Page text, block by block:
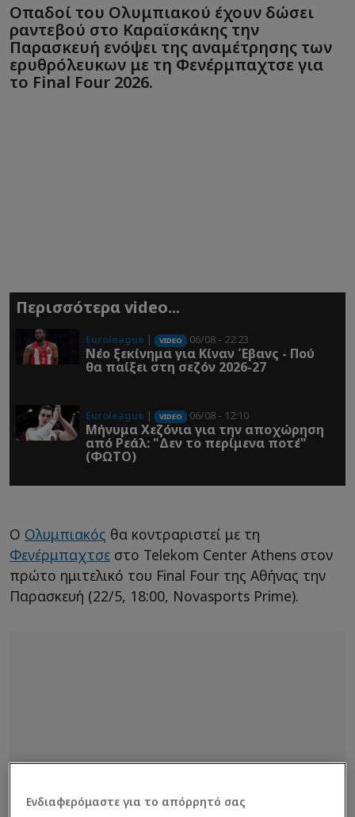
Οπαδοί του Ολυμπιακού έχουν δώσει
ραντεβού στο Καραϊσκάκης την
Παρασκευή ενόψει της αναμέτρησης των
ερυθρόλευκων με τη Φενέρμπαχτσε για
το Final Four 2026.
Περισσότερα video...
Euroleague | VIDEO 06/08 - 22:23
Νέο ξεκίνημα για Κίναν Έβανς - Πού
θα παίξει στη σεζόν 2026-27
Euroleague | VIDEO 06/08 - 12:10
Μήνυμα Χεζόνια για την αποχώρηση
από Ρεάλ: "Δεν το περίμενα ποτέ"
(ΦΩΤΟ)
Ο Ολυμπιακός θα κοντραριστεί με τη
Φενέρμπαχτσε στο Telekom Center Athens στον
πρώτο ημιτελικό του Final Four της Αθήνας την
Παρασκευή (22/5, 18:00, Novasports Prime).
Ενδιαφερόμαστε για το απόρρητό σας